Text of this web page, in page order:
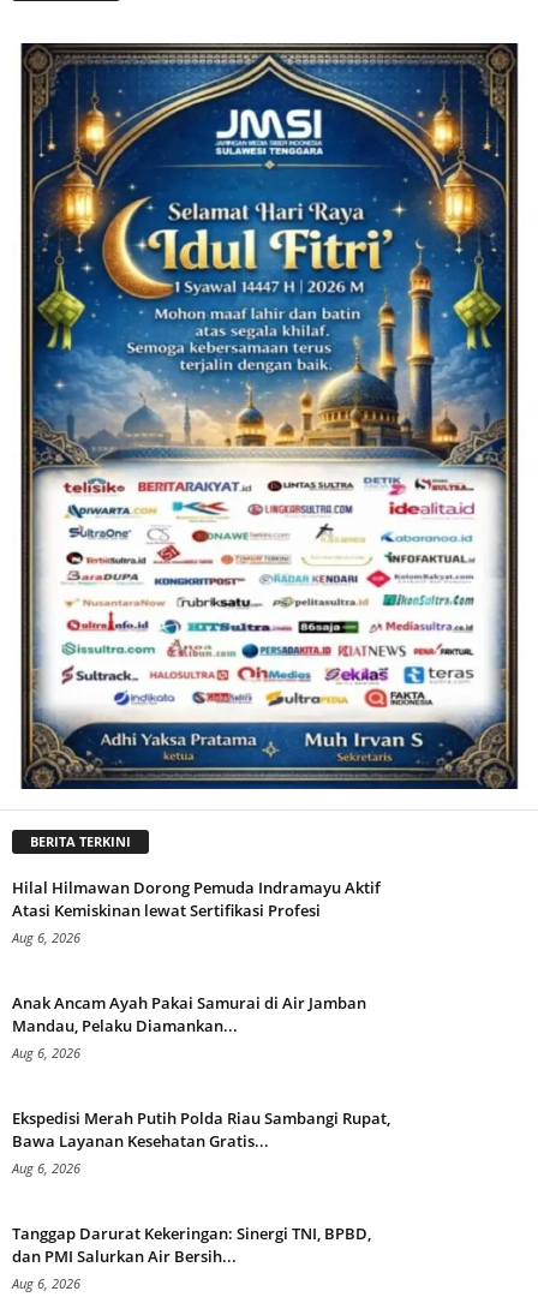
BERITA TERKINI
Hilal Hilmawan Dorong Pemuda Indramayu Aktif
Atasi Kemiskinan lewat Sertifikasi Profesi
Aug 6, 2026
Anak Ancam Ayah Pakai Samurai di Air Jamban
Mandau, Pelaku Diamankan...
Aug 6, 2026
Ekspedisi Merah Putih Polda Riau Sambangi Rupat,
Bawa Layanan Kesehatan Gratis...
Aug 6, 2026
Tanggap Darurat Kekeringan: Sinergi TNI, BPBD,
dan PMI Salurkan Air Bersih...
Aug 6, 2026